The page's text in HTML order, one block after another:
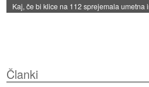
Kaj, če bi klice na 112 sprejemala umetna
Članki